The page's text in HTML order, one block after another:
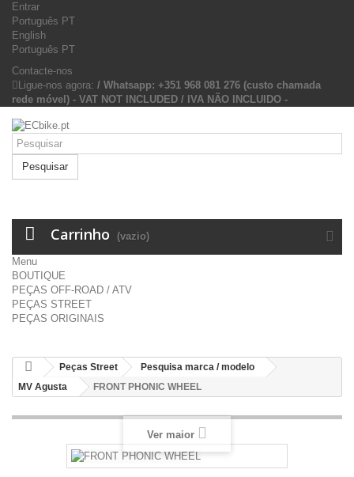
Entrar
Português PT
English
Português PT
Contacte-nos
Ligue-nos agora: / Whatsapp: +351 968 081 276 (custo chamada
rede móvel) - VAT NOT INCLUDED / IVA NÃO INCLUIDO -
Pesquisar
Carrinho (vazio)
Menu
BOUTIQUE
PEÇAS OFF-ROAD / ATV
PEÇAS STREET
PEÇAS ORIGINAIS
Peças Street
Pesquisa marca / modelo
MV Agusta
FRONT PHONIC WHEEL
Ver maior